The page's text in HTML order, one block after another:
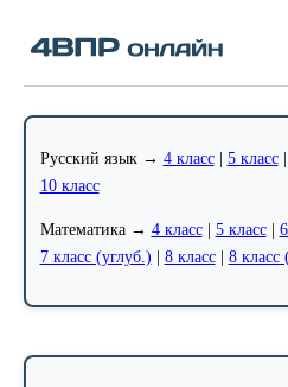
Русский язык → 4 класс| 5 класс|
10 класс
Математика → 4 класс| 5 класс|
7 класс (углуб.) | 8 класс| 8 класс